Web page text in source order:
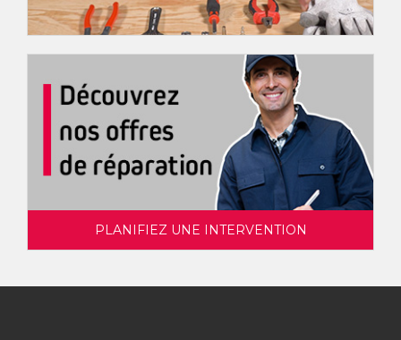
PLANIFIEZ UNE INTERVENTION